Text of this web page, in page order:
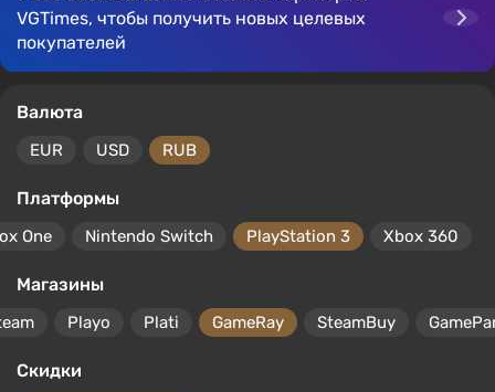
VGTimes, чтобы получить новых целевых
покупателей
Валюта
EUR USD RUB
Платформы
One Nintendo Switch PlayStation 3 Xbox 360
Магазины
Playo Plati GameRay SteamBuy
Скидки